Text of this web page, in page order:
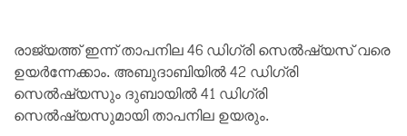
രാജ്യത്ത് ഇന്ന് താപനില 46 ഡിഗ്രി സെൽഷ്യസ് വരെ
ഉയർന്നേക്കാം. അബുദാബിയിൽ 42 ഡിഗ്രി
സെൽഷ്യസും ദുബായിൽ 41 ഡിഗ്രി
സെൽഷ്യസുമായി താപനില ഉയരും.